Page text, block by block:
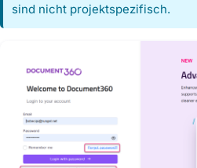
sind nicht projektspezifisch.